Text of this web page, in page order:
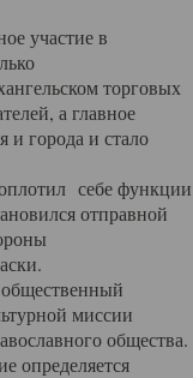
участие в
торговых
а главное
и города и стало
себе функции
отправной
миссии
общества.
определяется